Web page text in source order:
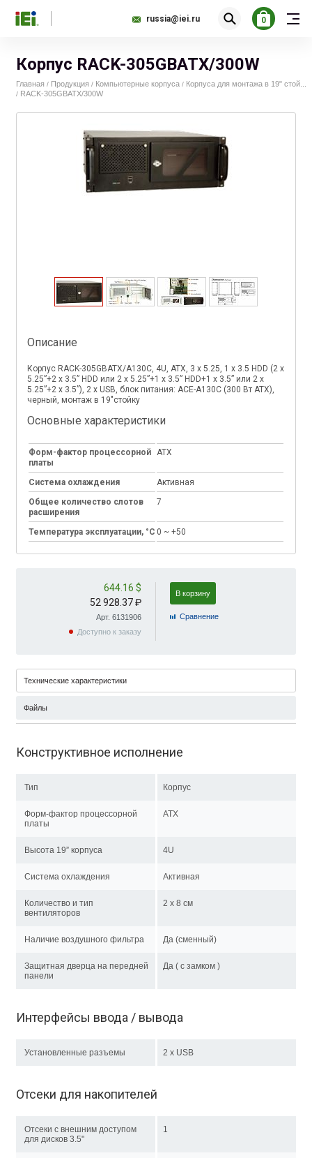
russia@iei.ru 0
Корпус RACK-305GBATX/300W
Главная / Продукция / Компьютерные корпуса / Корпуса для монтажа в 19" стой...
/ RACK-305GBATX/300W
Описание
Корпус RACK-305GBATX/A130С, 4U, ATX, 3 x 5.25, 1 х 3.5 HDD (2 x
5.25”+2 x 3.5” HDD или 2 x 5.25”+1 x 3.5” HDD+1 x 3.5” или 2 x
5.25”+2 x 3.5”), 2 x USB, блок питания: ACE-A130С (300 Вт АТХ),
черный, монтаж в 19"стойку
Основные характеристики
Форм-фактор процессорной
платы
ATX
Система охлаждения
Активная
Общее количество слотов
расширения
7
Температура эксплуатации, °C 0 ~ +50
644.16 $
52 928.37 ₽
Арт. 6131906
Доступно к заказу
В корзину
Cравнение
Технические характеристики
Файлы
Конструктивное исполнение
Тип Корпус
Форм-фактор процессорной
платы
ATX
Высота 19” корпуса 4U
Система охлаждения Активная
Количество и тип
вентиляторов
2 x 8 см
Наличие воздушного фильтра Да (сменный)
Защитная дверца на передней
панели
Да ( с замком )
Интерфейсы ввода / вывода
Установленные разъемы 2 x USB
Отсеки для накопителей
Отсеки с внешним доступом
для дисков 3.5"
1